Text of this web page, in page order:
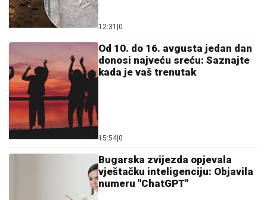
12:31 0
Od 10. do 16. avgusta jedan dan
donosi najveću sreću: Saznajte
kada je vaš trenutak
15:54 0
Bugarska zvijezda opjevala
vještačku inteligenciju: Objavila
numeru "ChatGPT"